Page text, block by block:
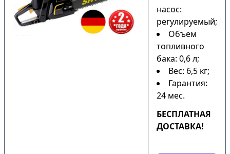
насос:
регулируемый;
Объем
топливного
бака: 0,6 л;
Вес: 6,5 кг;
Гарантия:
24 мес.
БЕСПЛАТНАЯ
ДОСТАВКА!